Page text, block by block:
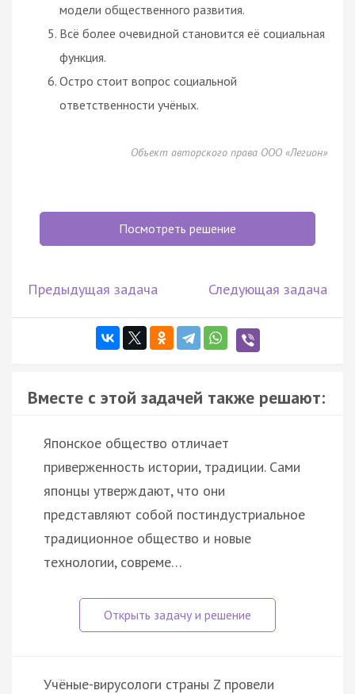
модели общественного развития.
Всё более очевидной становится её социальная
функция.
Остро стоит вопрос социальной
ответственности учёных.
Объект авторского права ООО «Легион»
Посмотреть решение
Предыдущая задача Следующая задача
Вместе с этой задачей также решают:
Японское общество отличает
приверженность истории, традиции. Сами
японцы утверждают, что они
представляют собой постиндустриальное
традиционное общество и новые
технологии, совреме…
Учёные-вирусологи страны Z провели